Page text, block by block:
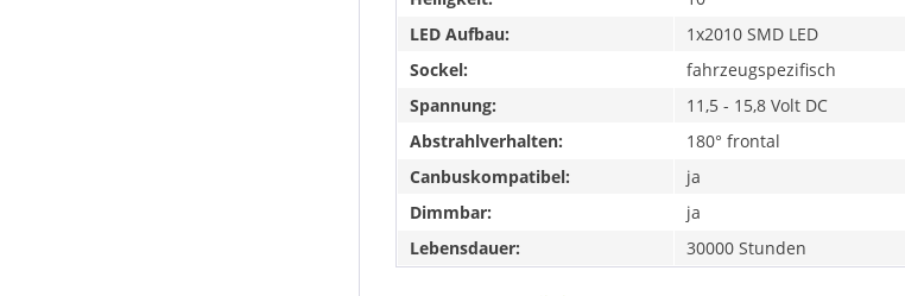
LED Aufbau:
1x2010 SMD LED
Sockel:
fahrzeugspezifisch
Spannung:
11,5 - 15,8 Volt DC
Abstrahlverhalten:
180° frontal
Canbuskompatibel:
ja
Dimmbar:
ja
Lebensdauer:
30000 Stunden